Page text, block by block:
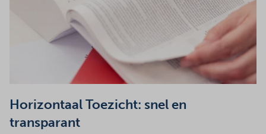
Horizontaal Toezicht: snel en
transparant